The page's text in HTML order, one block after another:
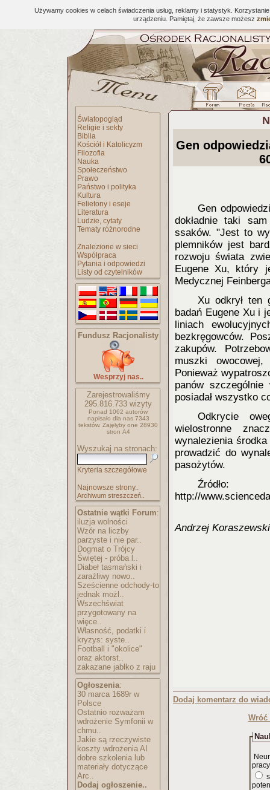
Używamy cookies w celach świadczenia usług, reklamy i statystyk.
urządzeniu. Pamiętaj, że zawsze możesz
Światopogląd
Religie i sekty
Biblia
Kościół i Katolicyzm
Filozofia
Nauka
Społeczeństwo
Prawo
Państwo i polityka
Kultura
Felietony i eseje
Literatura
Ludzie, cytaty
Tematy różnorodne
Znalezione w sieci
Współpraca
Pytania i odpowiedzi
Listy od czytelników
Fundusz Racjonalisty
Wesprzyj nas..
Zarejestrowaliśmy
295.816.733 wizyty
Ponad 1062 autorów
napisało dla nas 7343
tekstów. Zajęłyby one 28930
stron A4
Wyszukaj na stronach:
Kryteria szczegółowe
Najnowsze strony..
Archiwum streszczeń..
Ostatnie wątki Forum:
iluzja wolności
Wzór na liczby
parzyste i nie par..
Dogmat o Trójcy
Świętej - próba l..
Diabeł tasmański i
zaraźliwy nowo..
Sześcienne odchody-to
jednak możl..
Wszechświat
przygotowany na
więce..
Własność, podatki i
kryzys: syste..
Football i "okolice"
oraz aktorst..
zakazane jabłko z raju
Ogłoszenia:
30 marca 1689r w
Polsce
Ostatnio rozważam
wdrożenie Symfonii w
chmu..
Jakie są rzeczywiste
koszty wdrożenia AI
dobre szkolenia lub
materiały dotyczące
Arc..
Dodaj ogłoszenie..
Gen
Gen
dokładnie taki
ssaków. "Jest to
plemników jest
rozwoju świata
Eugene Xu, który
Medycznej
Xu odkrył ten
badań Eugene Xu i
liniach
bezkręgowców.
zakupów.
muszki
Ponieważ
panów
posiadał wszystko
Odkrycie
wielostronne
wynalezienia
prowadzić do
pasożytów.
http://
Andrzej Koraszewski
Dodaj komentarz do
Wróć